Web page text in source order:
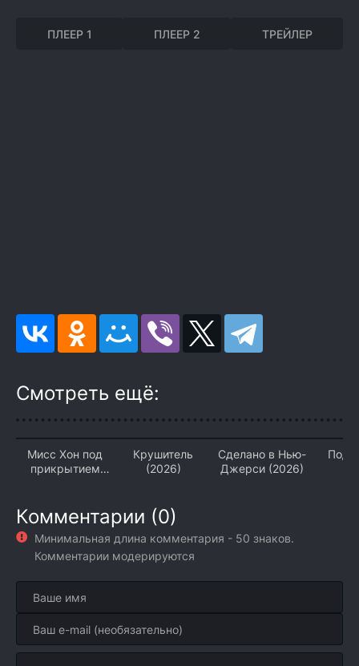
ПЛЕЕР 1 ПЛЕЕР 2 ТРЕЙЛЕР
Смотреть ещё:
Мисс Хон под
прикрытием
Крушитель
(2026)
Сделано в Нью-
Джерси (2026)
Под
Комментарии (0)
Минимальная длина комментария - 50 знаков.
Комментарии модерируются